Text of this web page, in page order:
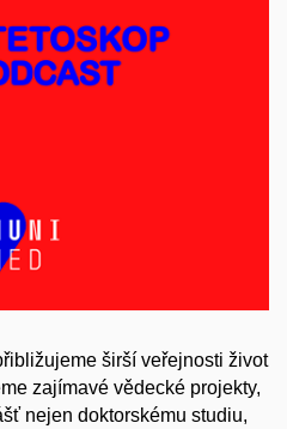
širší veřejnosti život
zajímavé vědecké projekty,
nejen doktorskému studiu,